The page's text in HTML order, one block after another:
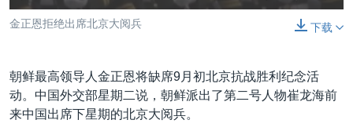
全球议题
环境
美国建国250周年
重要讲话与声明
台海两岸关系
关注我们
下载
金正恩拒绝出席北京大阅兵
朝鲜最高领导人金正恩将缺席9月初北京抗战胜利纪念活
动。中国外交部星期二说，朝鲜派出了第二号人物崔龙海前
来中国出席下星期的北京大阅兵。